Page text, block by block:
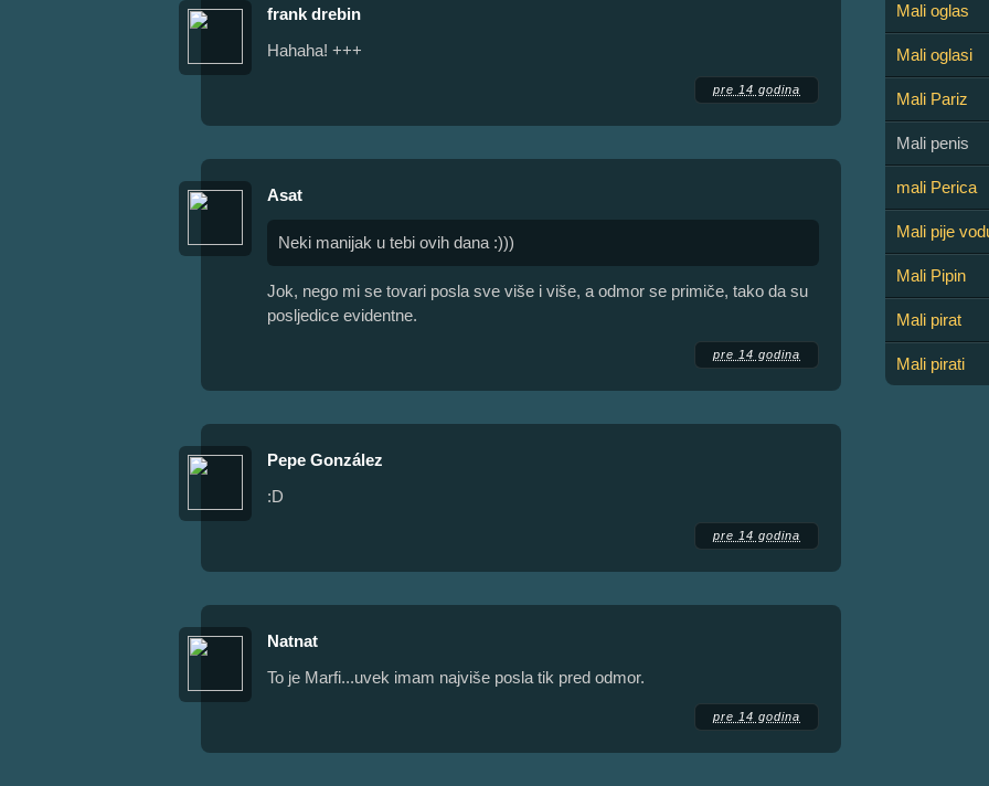
frank drebin
Hahaha! +++
pre 14 godina
Asat
Neki manijak u tebi ovih dana :)))
Jok, nego mi se tovari posla sve više i više, a odmor se primiče, tako da su
posljedice evidentne.
pre 14 godina
Pepe González
:D
pre 14 godina
Natnat
To je Marfi...uvek imam najviše posla tik pred odmor.
pre 14 godina
Mali oglas
Mali oglasi
Mali Pariz
Mali penis
mali Perica
Mali pije
Mali Pipin
Mali pirat
Mali pirati